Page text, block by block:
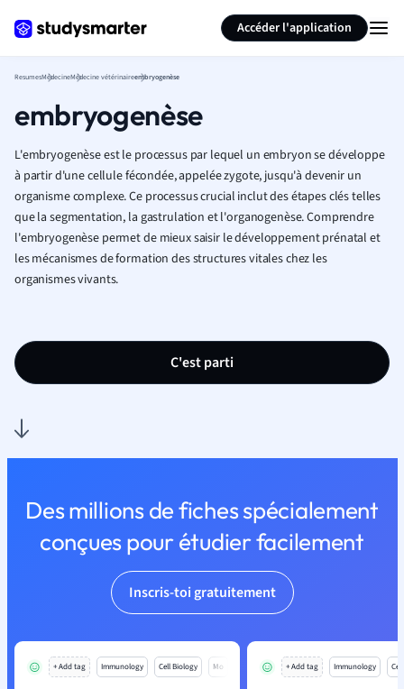
Accéder l'application
ResumesMédecineMédecine vétérinaireembryogenèse
embryogenèse
L'embryogenèse est le processus par lequel un embryon se développe
à partir d'une cellule fécondée, appelée zygote, jusqu'à devenir un
organisme complexe. Ce processus crucial inclut des étapes clés telles
que la segmentation, la gastrulation et l'organogenèse. Comprendre
l'embryogenèse permet de mieux saisir le développement prénatal et
les mécanismes de formation des structures vitales chez les
organismes vivants.
C'est parti
Des millions de fiches spécialement
conçues pour étudier facilement
Inscris-toi gratuitement
+ Add tag Immunology Cell Biology Mo + Add tag Immunology
Résumer la page